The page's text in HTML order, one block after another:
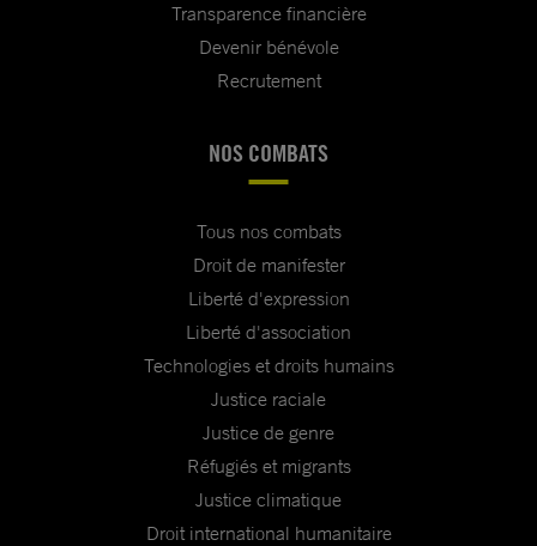
Transparence financière
Devenir bénévole
Recrutement
NOS COMBATS
Tous nos combats
Droit de manifester
Liberté d'expression
Liberté d'association
Technologies et droits humains
Justice raciale
Justice de genre
Réfugiés et migrants
Justice climatique
Droit international humanitaire